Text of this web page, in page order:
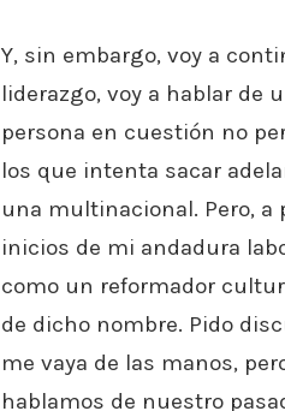
Y, sin embargo, voy a
liderazgo, voy a hablar de
persona en cuestión no
los que intenta sacar
una multinacional. Pero,
inicios de mi andadura
como un reformador
de dicho nombre. Pido
me vaya de las manos,
hablamos de nuestro